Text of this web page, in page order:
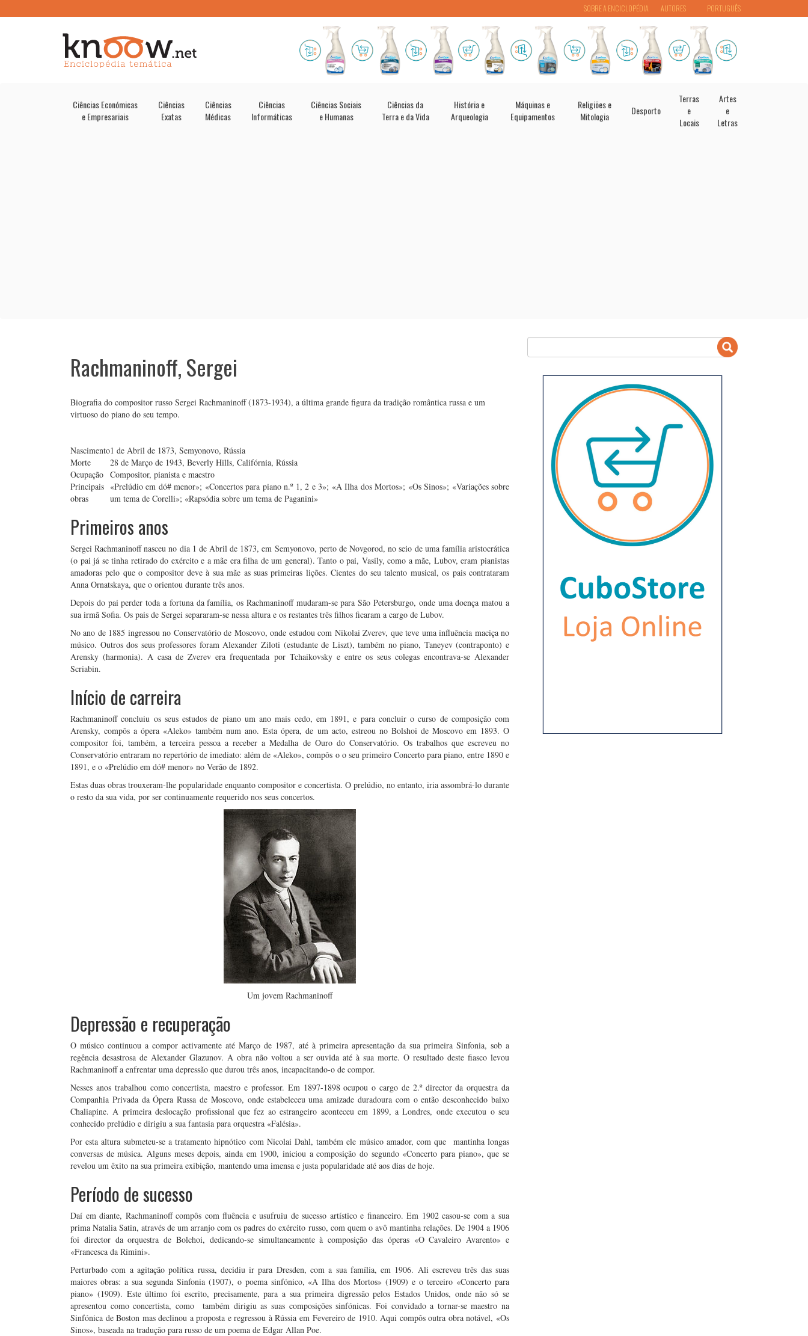
PORTUGUÊS
SOBRE A ENCICLOPÉDIA AUTORES
Ciências Económicas
e Empresariais
Ciências
Exatas
Ciências
Médicas
Ciências
Informáticas
Ciências Sociais
e Humanas
Ciências da
Terra e da Vida
História e
Arqueologia
Máquinas e
Equipamentos
Religiões e
Mitologia
Desporto
Terras
e
Locais
Artes
e
Letras
Rachmaninoff, Sergei
Biografia do compositor russo Sergei Rachmaninoff (1873-1934), a última grande figura da tradição romântica russa e um
virtuoso do piano do seu tempo.
Nascimento1 de Abril de 1873, Semyonovo, Rússia
Morte
28 de Março de 1943, Beverly Hills, Califórnia, Rússia
Ocupação Compositor, pianista e maestro
Principais
obras
«Prelúdio em dó# menor»; «Concertos para piano n.º 1, 2 e 3»; «A Ilha dos Mortos»; «Os Sinos»; «Variações sobre
um tema de Corelli»; «Rapsódia sobre um tema de Paganini»
Primeiros anos
Sergei Rachmaninoff nasceu no dia 1 de Abril de 1873, em Semyonovo, perto de Novgorod, no seio de uma família aristocrática
(o pai já se tinha retirado do exército e a mãe era filha de um general). Tanto o pai, Vasily, como a mãe, Lubov, eram pianistas
amadoras pelo que o compositor deve à sua mãe as suas primeiras lições. Cientes do seu talento musical, os pais contrataram
Anna Ornatskaya, que o orientou durante três anos.
Depois do pai perder toda a fortuna da família, os Rachmaninoff mudaram-se para São Petersburgo, onde uma doença matou a
sua irmã Sofia. Os pais de Sergei separaram-se nessa altura e os restantes três filhos ficaram a cargo de Lubov.
No ano de 1885 ingressou no Conservatório de Moscovo, onde estudou com Nikolai Zverev, que teve uma influência maciça no
músico. Outros dos seus professores foram Alexander Ziloti (estudante de Liszt), também no piano, Taneyev (contraponto) e
Arensky (harmonia). A casa de Zverev era frequentada por Tchaikovsky e entre os seus colegas encontrava-se Alexander
Scriabin.
Início de carreira
Rachmaninoff concluiu os seus estudos de piano um ano mais cedo, em 1891, e para concluir o curso de composição com
Arensky, compôs a ópera «Aleko» também num ano. Esta ópera, de um acto, estreou no Bolshoi de Moscovo em 1893. O
compositor foi, também, a terceira pessoa a receber a Medalha de Ouro do Conservatório. Os trabalhos que escreveu no
Conservatório entraram no repertório de imediato: além de «Aleko», compôs o o seu primeiro Concerto para piano, entre 1890 e
1891, e o «Prelúdio em dó# menor» no Verão de 1892.
Estas duas obras trouxeram-lhe popularidade enquanto compositor e concertista. O prelúdio, no entanto, iria assombrá-lo durante
o resto da sua vida, por ser continuamente requerido nos seus concertos.
Um jovem Rachmaninoff
Depressão e recuperação
O músico continuou a compor activamente até Março de 1987, até à primeira apresentação da sua primeira Sinfonia, sob a
regência desastrosa de Alexander Glazunov. A obra não voltou a ser ouvida até à sua morte. O resultado deste fiasco levou
Rachmaninoff a enfrentar uma depressão que durou três anos, incapacitando-o de compor.
Nesses anos trabalhou como concertista, maestro e professor. Em 1897-1898 ocupou o cargo de 2.º director da orquestra da
Companhia Privada da Ópera Russa de Moscovo, onde estabeleceu uma amizade duradoura com o então desconhecido baixo
Chaliapine. A primeira deslocação profissional que fez ao estrangeiro aconteceu em 1899, a Londres, onde executou o seu
conhecido prelúdio e dirigiu a sua fantasia para orquestra «Falésia».
Por esta altura submeteu-se a tratamento hipnótico com Nicolai Dahl, também ele músico amador, com que mantinha longas
conversas de música. Alguns meses depois, ainda em 1900, iniciou a composição do segundo «Concerto para piano», que se
revelou um êxito na sua primeira exibição, mantendo uma imensa e justa popularidade até aos dias de hoje.
Período de sucesso
Daí em diante, Rachmaninoff compôs com fluência e usufruiu de sucesso artístico e financeiro. Em 1902 casou-se com a sua
prima Natalia Satin, através de um arranjo com os padres do exército russo, com quem o avô mantinha relações. De 1904 a 1906
foi director da orquestra de Bolchoi, dedicando-se simultaneamente à composição das óperas «O Cavaleiro Avarento» e
«Francesca da Rimini».
Perturbado com a agitação política russa, decidiu ir para Dresden, com a sua família, em 1906. Ali escreveu três das suas
maiores obras: a sua segunda Sinfonia (1907), o poema sinfónico, «A Ilha dos Mortos» (1909) e o terceiro «Concerto para
piano» (1909). Este último foi escrito, precisamente, para a sua primeira digressão pelos Estados Unidos, onde não só se
apresentou como concertista, como também dirigiu as suas composições sinfónicas. Foi convidado a tornar-se maestro na
Sinfónica de Boston mas declinou a proposta e regressou à Rússia em Fevereiro de 1910. Aqui compôs outra obra notável, «Os
Sinos», baseada na tradução para russo de um poema de Edgar Allan Poe.